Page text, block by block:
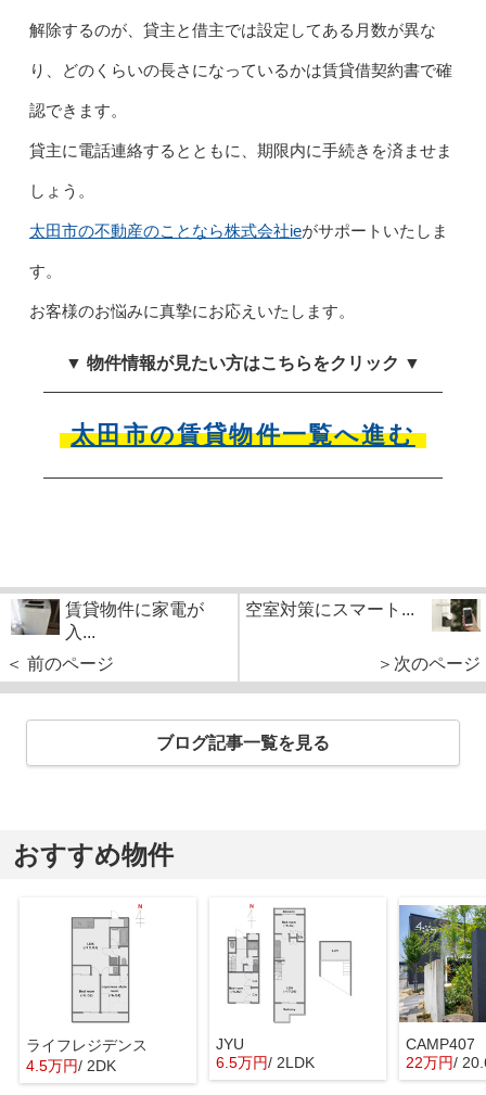
解除するのが、貸主と借主では設定してある月数が異な
り、どのくらいの長さになっているかは賃貸借契約書で確
認できます。
貸主に電話連絡するとともに、期限内に手続きを済ませま
しょう。
太田市の不動産のことなら株式会社ieがサポートいたしま
す。
お客様のお悩みに真摯にお応えいたします。
▼ 物件情報が見たい方はこちらをクリック ▼
太田市の賃貸物件一覧へ進む
賃貸物件に家電が
入...
＜ 前のページ
空室対策にスマート...
＞次のページ
ブログ記事一覧を見る
おすすめ物件
ライフレジデンス
4.5万円/ 2DK
JYU
6.5万円/ 2LDK
CAMP407
22万円/